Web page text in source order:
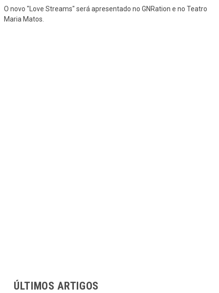
O novo "Love Streams" será apresentado no GNRation e no Teatro
Maria Matos.
ÚLTIMOS ARTIGOS